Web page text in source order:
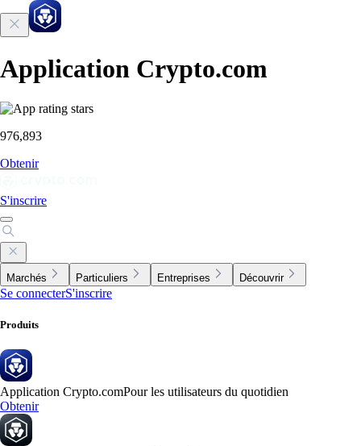
Application Crypto.com
976,893
Obtenir
S'inscrire
Marchés Particuliers Entreprises Découvrir
Se connecterS'inscrire
Produits
Application Crypto.comPour les utilisateurs du quotidien
Obtenir